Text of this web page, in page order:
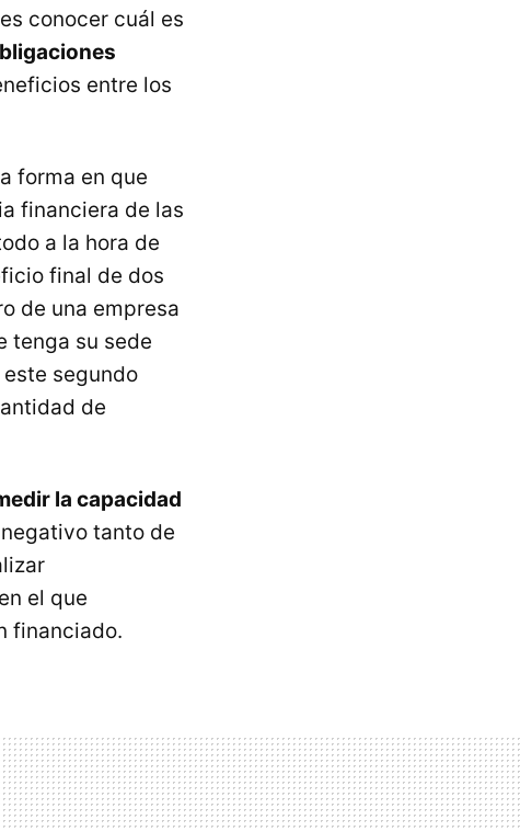
conocer cuál es
entre los
forma en que
financiera de las
a la hora de
final de dos
de una empresa
tenga su sede
segundo
de
la capacidad
tanto de
el que
financiado.